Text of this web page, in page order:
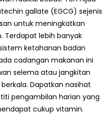
gallate (EGCG) sejenis
untuk meningkatkan
Terdapat lebih banyak
ketahanan badan
cadangan makanan ini
selema atau jangkitan
Dapatkan nasihat
pengambilan harian yang
cukup vitamin.